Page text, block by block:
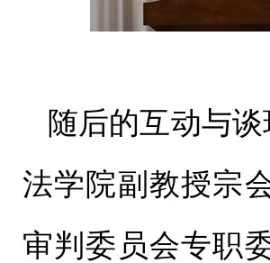
随后的互动与
法学院副教授宗
审判委员会专职